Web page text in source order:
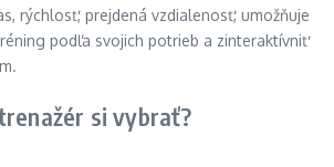
rýchlosť, prejdená vzdialenosť, umožňuje
podľa svojich potrieb a zinteraktívniť
si vybrať?